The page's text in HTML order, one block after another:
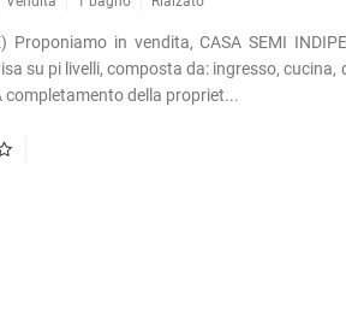
APPARTAMENTI VICINO ALLA
METROPOLITANA
VILLE DI LUSSO
Proponiamo in vendita, CASA SEMI
su pi livelli, composta da: ingresso, cucina,
completamento della propriet...